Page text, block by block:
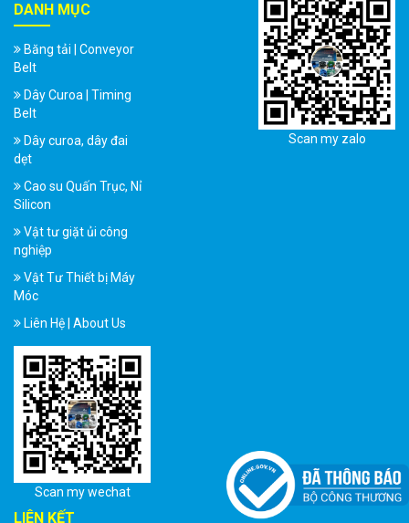
DANH MỤC
Băng tải | Conveyor
Belt
Dây Curoa | Timing
Belt
Dây curoa, dây đai
dẹt
Cao su Quấn Trục, Nỉ
Silicon
Vật tư giặt ủi công
nghiệp
Vật Tư Thiết bị Máy
Móc
Liên Hệ | About Us
Scan my zalo
Scan my wechat
LIÊN KẾT